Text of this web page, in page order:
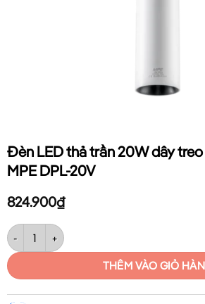
Đèn LED thả trần 20W dây treo
MPE DPL-20V
824.900₫
Đèn LED thả trần 20W dây treo 1m sáng vàng
THÊM VÀO GIỎ